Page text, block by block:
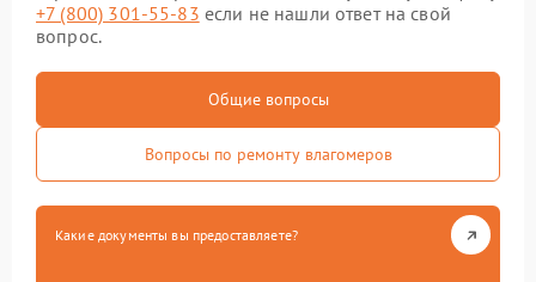
+7 (800) 301-55-83 если не нашли ответ на свой
вопрос.
Общие вопросы
Вопросы по ремонту влагомеров
Какие документы вы предоставляете?